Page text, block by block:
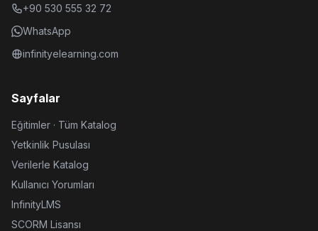
+90 530 555 32 72
WhatsApp
infinityelearning.com
Sayfalar
Eğitimler · Tüm Katalog
Yetkinlik Pusulası
Verilerle Katalog
Kullanıcı Yorumları
InfinityLMS
SCORM Lisansı